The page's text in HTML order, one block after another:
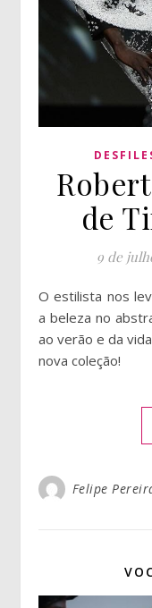
de
9 de
O estilista nos leva em uma jornada para descobrir
a beleza no
ao verão e da
nova coleção!
Felipe